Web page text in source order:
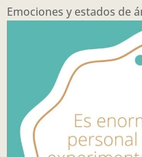
Emociones y estados de